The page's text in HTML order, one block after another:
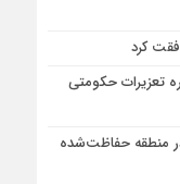
کرد
تعزیرات حکومتی
در منطقه حفاظت‌شده